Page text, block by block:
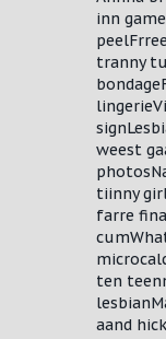
inn
tranny
weest
tiinny
farre
ten
aand